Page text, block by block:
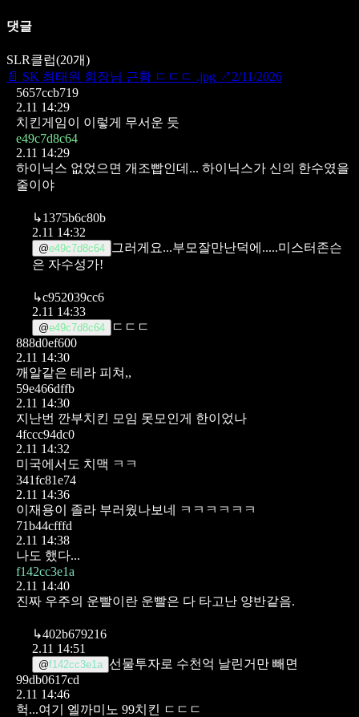
댓글
SLR클럽(20개)
📄 SK 최태원 회장님 근황 ㄷㄷㄷ .jpg ↗ 2/11/2026
5657ccb719
2.11 14:29
치킨게임이 이렇게 무서운 듯
e49c7d8c64
2.11 14:29
하이닉스 없었으면 개조빱인데... 하이닉스가 신의 한수였을
줄이야
↳1375b6c80b
2.11 14:32
@e49c7d8c64
그러게요...부모잘만난덕에.....미스터존슨
은 자수성가!
↳c952039cc6
2.11 14:33
@e49c7d8c64
ㄷㄷㄷ
888d0ef600
2.11 14:30
깨알같은 테라 피쳐,,
59e466dffb
2.11 14:30
지난번 깐부치킨 모임 못모인게 한이었나
4fccc94dc0
2.11 14:32
미국에서도 치맥 ㅋㅋ
341fc81e74
2.11 14:36
이재용이 졸라 부러웠나보네 ㅋㅋㅋㅋㅋㅋ
71b44cfffd
2.11 14:38
나도 했다...
f142cc3e1a
2.11 14:40
진짜 우주의 운빨이란 운빨은 다 타고난 양반같음.
↳402b679216
2.11 14:51
@f142cc3e1a 선물투자로 수천억 날린거만 빼면
99db0617cd
2.11 14:46
헉...여기 엘까미노 99치킨 ㄷㄷㄷ